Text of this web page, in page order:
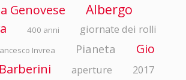
Genovese Albergo
400 anni giornate dei rolli
Invrea Pianeta
Gio
aperture 2017